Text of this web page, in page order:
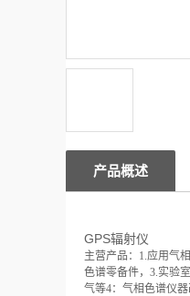
产品概述
GPS辐射仪
主营产品：1.应用气
色谱零备件，3.实验
气等4：气相色谱仪